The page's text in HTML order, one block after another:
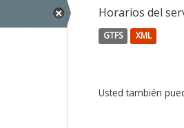
Horarios del
GTFS XML
Usted también